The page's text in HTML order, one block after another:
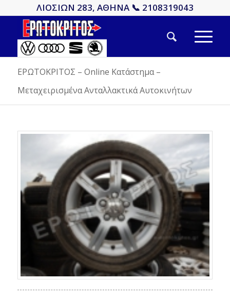
ΛΙΟΣΙΩΝ 283, ΑΘΗΝΑ 📞 2108319043
ΕΡΩΤΟΚΡΙΤΟΣ – Online Κατάστημα –
Μεταχειρισμένα Ανταλλακτικά Αυτοκινήτων